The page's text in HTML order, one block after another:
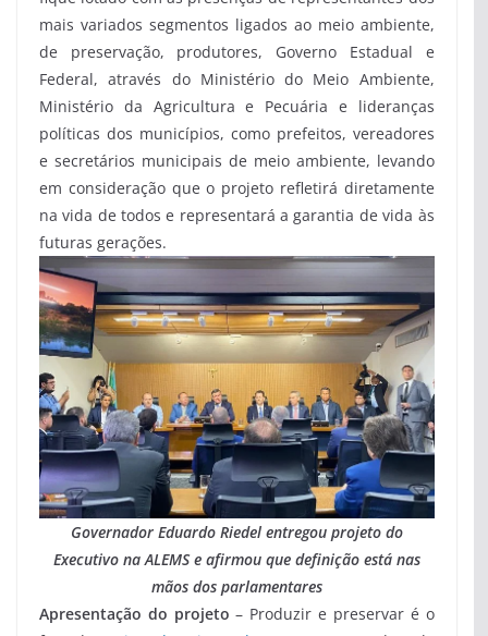
mais variados segmentos ligados ao meio ambiente,
de preservação, produtores, Governo Estadual e
Federal, através do Ministério do Meio Ambiente,
Ministério da Agricultura e Pecuária e lideranças
políticas dos municípios, como prefeitos, vereadores
e secretários municipais de meio ambiente, levando
em consideração que o projeto refletirá diretamente
na vida de todos e representará a garantia de vida às
futuras gerações.
Governador Eduardo Riedel entregou projeto do
Executivo na ALEMS e afirmou que definição está nas
mãos dos parlamentares
Apresentação do projeto – Produzir e preservar é o